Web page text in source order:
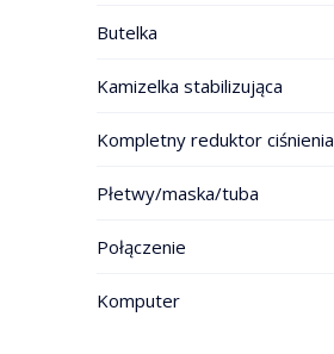
Butelka
Kamizelka stabilizująca
Kompletny reduktor ciśnienia
Płetwy/maska/tuba
Połączenie
Komputer